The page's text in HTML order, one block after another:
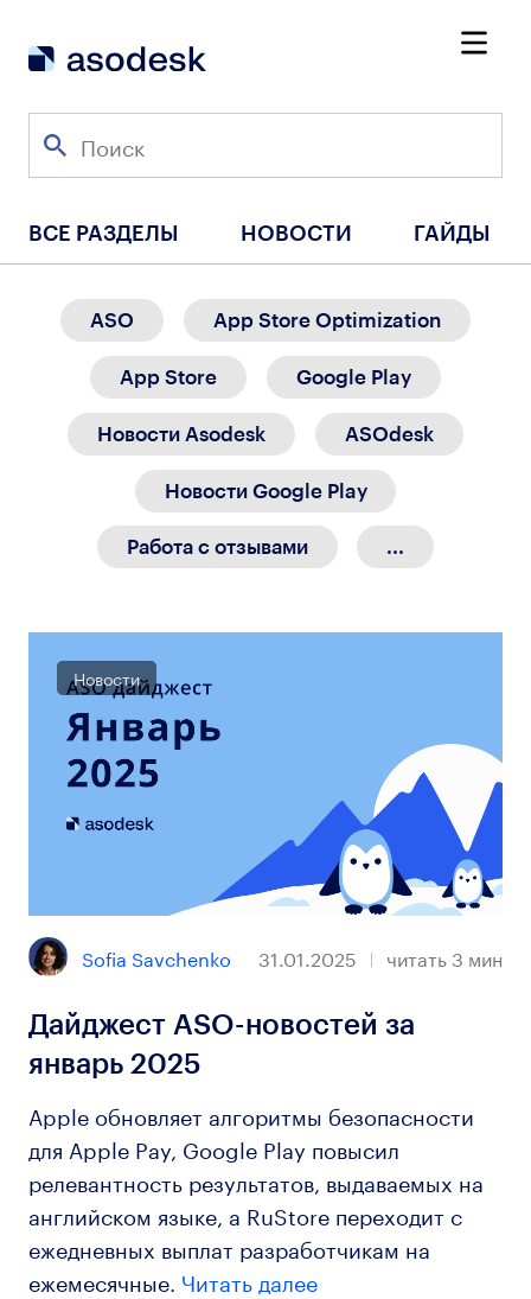
ВСЕ РАЗДЕЛЫ НОВОСТИ ГАЙДЫ
ASO App Store Optimization
App Store Google Play
Новости Asodesk ASOdesk
Новости Google Play
Работа с отзывами ...
Новости
Sofia Savchenko 31.01.2025 читать 3 мин
Дайджест ASO-новостей за
январь 2025
Apple обновляет алгоритмы безопасности
для Apple Pay, Google Play повысил
релевантность результатов, выдаваемых на
английском языке, а RuStore переходит с
ежедневных выплат разработчикам на
ежемесячные. Читать далее